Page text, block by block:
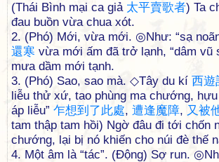
(Thái Bình mại ca giả 太平賣歌者) Ta
đau buồn vừa chua xót.
2. (Phó) Mới, vừa mới. ◎Như: “sạ
還寒 vừa mới ấm đã trở lạnh, “dâm vũ
mưa dầm mới tạnh.
3. (Phó) Sao, sao mà. ◇Tây du kí 西遊
liễu thử xứ, tao phùng ma chướng,
áp liễu” 乍想到 了此處, 遭逢魔障, 又被
tam thập tam hồi) Ngờ đâu đi tới chốn
chướng, lại bị nó khiến cho núi đè thế
4. Một âm là “tác”. (Động) Sợ run.